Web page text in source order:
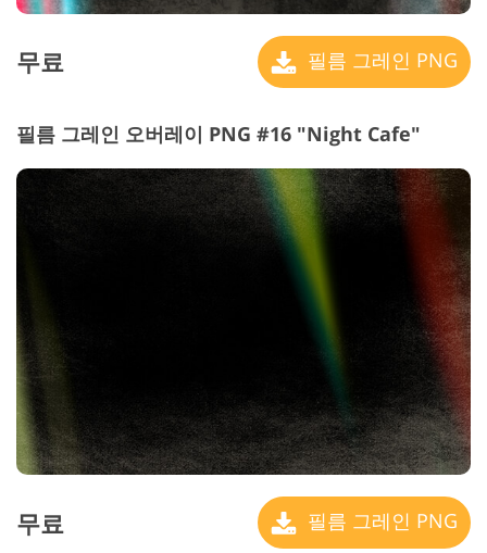
무료 필름 그레인 PNG
필름 그레인 오버레이 PNG #16 "Night Cafe"
무료 필름 그레인 PNG